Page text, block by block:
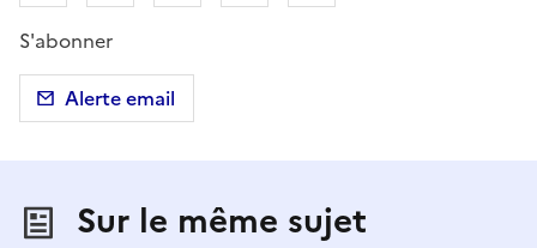
S'abonner
Alerte email
Sur le même sujet